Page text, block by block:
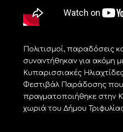
Πολιτισμοί, παραδόσεις
συναντήθηκαν για ακόμη
Κυπαρισσιακές
Φεστιβάλ Παράδοσης που
πραγματοποιήθηκε στην
χωριά του Δήμου